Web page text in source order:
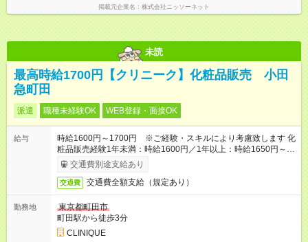
掲載元企業名 株式会社ニッソーネット
未読
最高時給1700円【クリニーク】化粧品販売 小田
急町田
派遣 職種未経験OK WEB登録・面接OK
給与
時給1600円～1700円 ※ご経験・スキルにより考慮致します 化
粧品販売経験1年未満：時給1600円／1年以上：時給1650円～
1700円
交通費別途支給あり
交通費 交通費全額支給（規定あり）
勤務地
東京都町田市
町田駅から徒歩3分
CLINIQUE